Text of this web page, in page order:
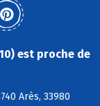
est proche de
Arès, 33980